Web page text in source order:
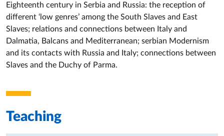
Eighteenth century in Serbia and Russia: the reception of
different ‘low genres’ among the South Slaves and East
Slaves; relations and connections between Italy and
Dalmatia, Balcans and Mediterranean; serbian Modernism
and its contacts with Russia and Italy; connections between
Slaves and the Duchy of Parma.
Teaching